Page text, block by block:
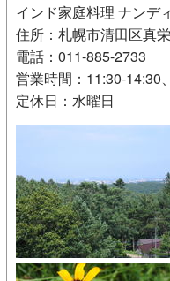
インド家庭料理 ナンデ
住所：札幌市清田区真
電話：011-885-2733
営業時間：11:30-14:30
定休日：水曜日